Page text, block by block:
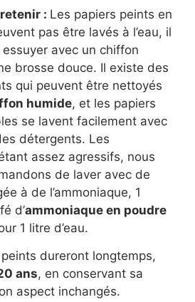
: Les papiers peints en
pas être lavés à l’eau, il
avec un chiffon
brosse douce. Il existe des
qui peuvent être nettoyés
humide, et les papiers
se lavent facilement avec
détergents. Les
assez agressifs, nous
de laver avec de
à de l’ammoniaque, 1
d’ammoniaque en poudre
1 litre d’eau.
dureront longtemps,
ans, en conservant sa
aspect inchangés.